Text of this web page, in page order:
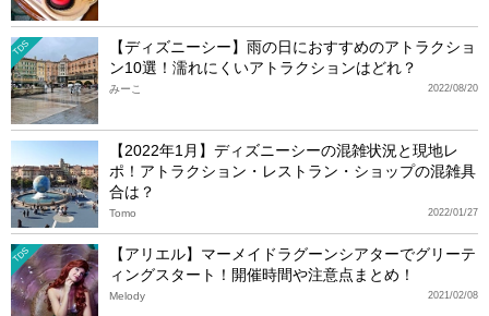
TDS
【ディズニーシー】雨の日におすすめのアトラクショ
ン10選！濡れにくいアトラクションはどれ？
2022/08/20
みーこ
【2022年1月】ディズニーシーの混雑状況と現地レ
ポ！アトラクション・レストラン・ショップの混雑具
合は？
2022/01/27
Tomo
TDS
【アリエル】マーメイドラグーンシアターでグリーテ
ィングスタート！開催時間や注意点まとめ！
2021/02/08
Melody